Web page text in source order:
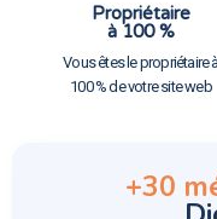
Propriétaire
à 100 %
Vous êtes le propriétaire à
100 % de votre site web
+30